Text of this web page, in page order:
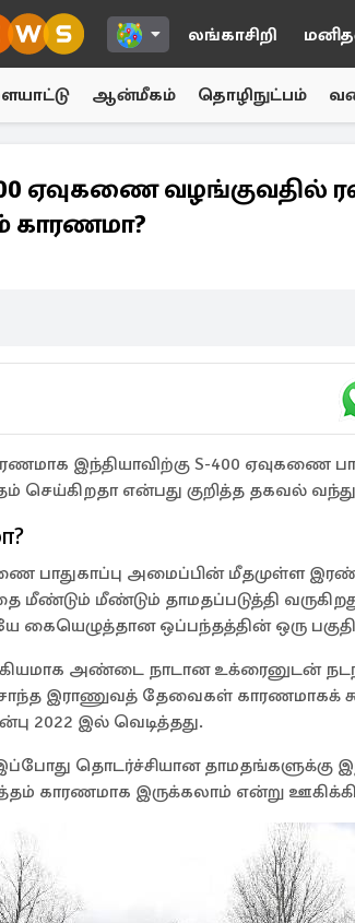
லங்காசிறி
ஆன்மீகம் தொழிநுட்பம்
ஏவுகணை வழங்குவதில்
காரணமா?
இந்தியாவிற்கு S-400 ஏவுகணை
செய்கிறதா என்பது குறித்த தகவல்
பாதுகாப்பு அமைப்பின் மீதமுள்ள
மீண்டும் மீண்டும் தாமதப்படுத்தி
கையெழுத்தான ஒப்பந்தத்தின் ஒரு
அண்டை நாடான உக்ரைனுடன்
இராணுவத் தேவைகள் காரணமாகக்
2022 இல் வெடித்தது.
தொடர்ச்சியான தாமதங்களுக்கு
காரணமாக இருக்கலாம் என்று